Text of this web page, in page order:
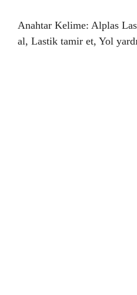
Anahtar Kelime: Alplas
al, Lastik tamir et, Yol